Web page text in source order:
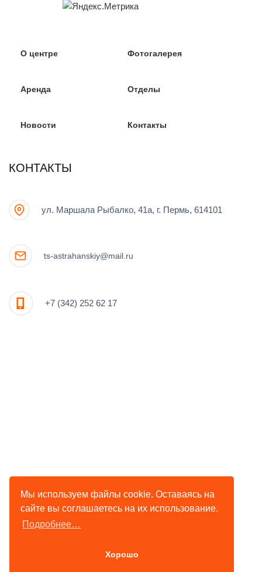
О центре Фотогалерея
Аренда Отделы
Новости Контакты
КОНТАКТЫ
ул. Маршала Рыбалко, 41а, г. Пермь, 614101
ts-astrahanskiy@mail.ru
+7 (342) 252 62 17
Мы используем файлы cookie. Оставаясь на
сайте вы соглашаетесь на их использование.
Подробнее…
Хорошо